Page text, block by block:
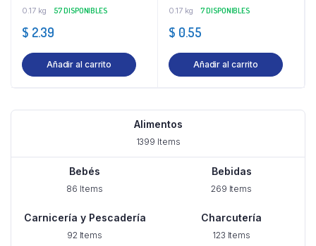
0.17 kg 57 DISPONIBLES
$ 2.39
Añadir al carrito
0.17 kg 7 DISPONIBLES
$ 0.55
Añadir al carrito
Alimentos
1399 Items
Bebés
86 Items
Bebidas
269 Items
Carnicería y Pescadería
92 Items
Charcutería
123 Items